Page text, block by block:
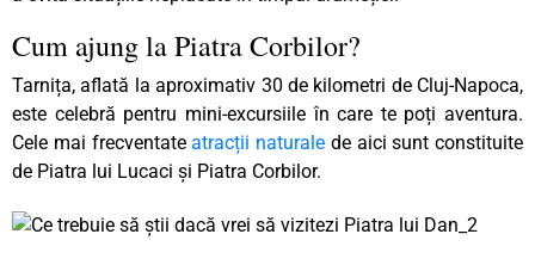
Cum ajung la Piatra Corbilor?
Tarnița, aflată la aproximativ 30 de kilometri de Cluj-Napoca,
este celebră pentru mini-excursiile în care te poți aventura.
Cele mai frecventateatracții naturale de aici sunt constituite
de Piatra lui Lucaci și Piatra Corbilor.